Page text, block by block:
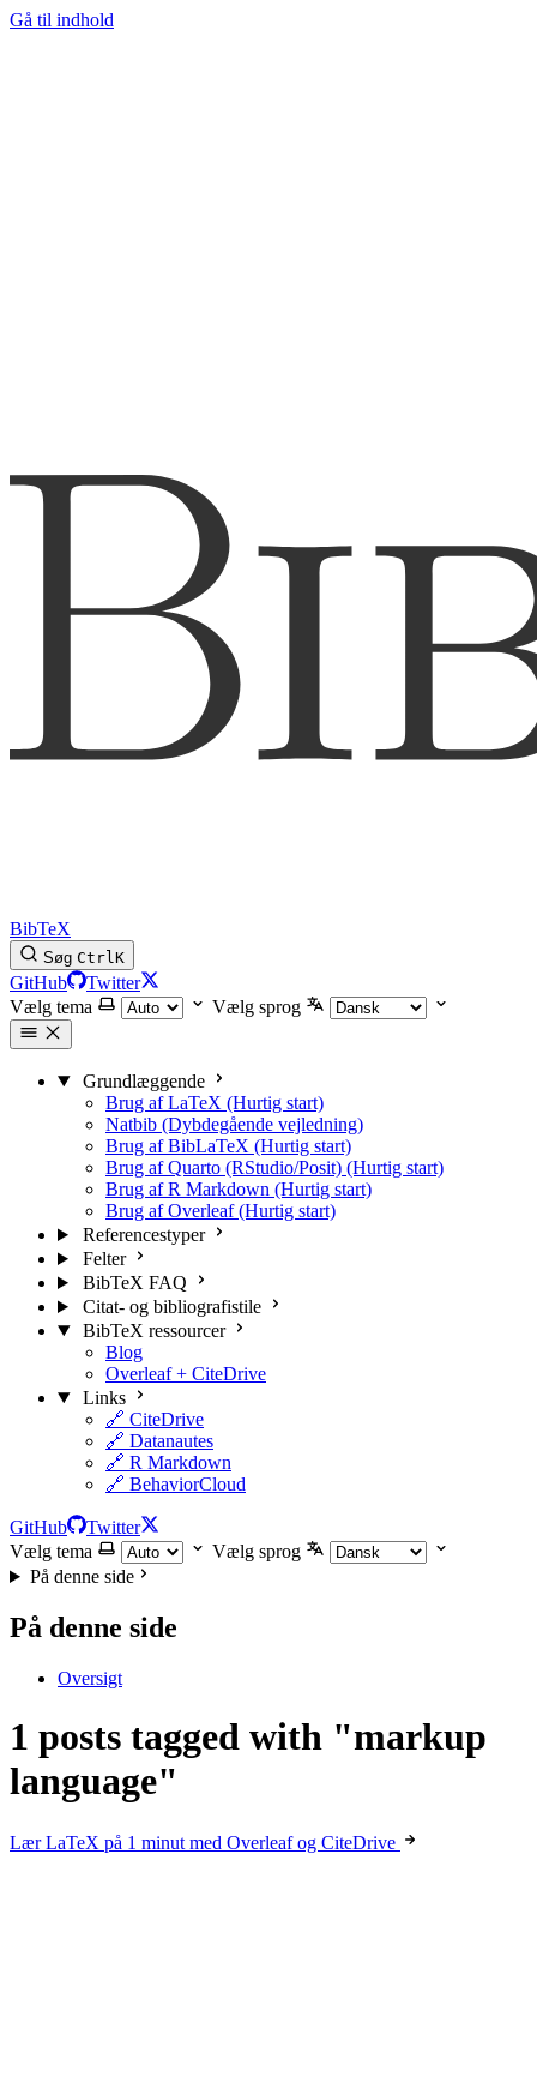
Gå til indhold
BibTeX
Søg CtrlK
GitHub
Twitter
Vælg tema
Vælg sprog
Grundlæggende
Brug af LaTeX (Hurtig start)
Natbib (Dybdegående vejledning)
Brug af BibLaTeX (Hurtig start)
Brug af Quarto (RStudio/Posit) (Hurtig start)
Brug af R Markdown (Hurtig start)
Brug af Overleaf (Hurtig start)
Referencestyper
Felter
BibTeX FAQ
Citat- og bibliografistile
BibTeX ressourcer
Blog
Overleaf + CiteDrive
Links
🔗 CiteDrive
🔗 Datanautes
🔗 R Markdown
🔗 BehaviorCloud
GitHub
Twitter
Vælg tema
Vælg sprog
På denne side
På denne side
Oversigt
1 posts tagged with "markup
language"
Lær LaTeX på 1 minut med Overleaf og CiteDrive